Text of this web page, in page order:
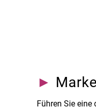
►
Führen Sie eine